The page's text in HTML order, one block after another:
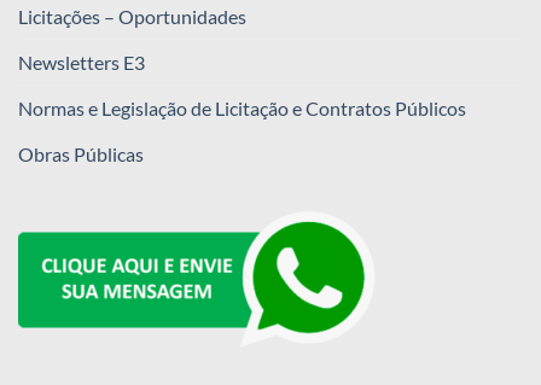
Licitações – Oportunidades
Newsletters E3
Normas e Legislação de Licitação e Contratos Públicos
Obras Públicas